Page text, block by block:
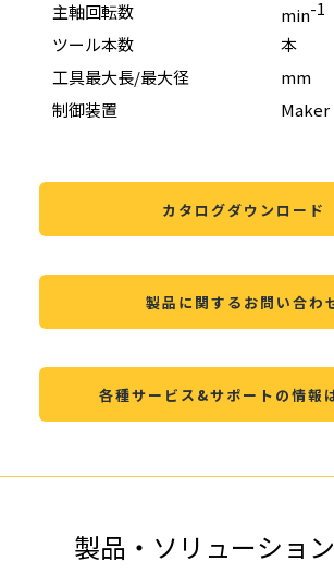
主軸回転数 min-1
ツール本数
本
工具最大長/最大径
mm
制御装置
Maker
カタログダウンロード
製品に関するお問い合わ
各種サービス&サポートの情報
製品・ソリューショ